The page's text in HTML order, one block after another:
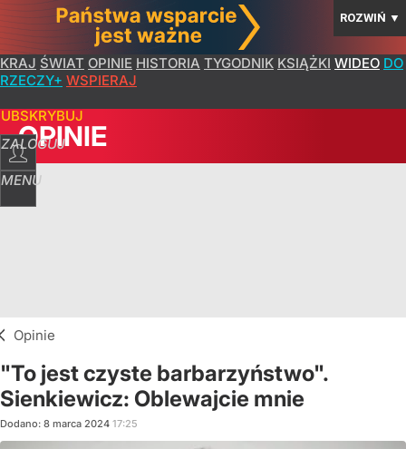
ROZWIŃ ▼
KRAJ ŚWIAT OPINIE HISTORIA TYGODNIK KSIĄŻKI WIDEO DO
RZECZY+ WSPIERAJ
ZALOGUJ
MENU
OPINIE
Opinie
"To jest czyste barbarzyństwo".
Sienkiewicz: Oblewajcie mnie
Dodano: 8 marca 2024 17:25